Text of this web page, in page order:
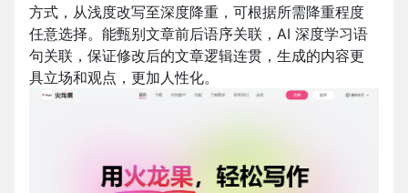
方式，从浅度改写至深度降重，可根据所需降重程度
任意选择。能甄别文章前后语序关联，AI 深度学习语
句关联，保证修改后的文章逻辑连贯，生成的内容更
具立场和观点，更加人性化。